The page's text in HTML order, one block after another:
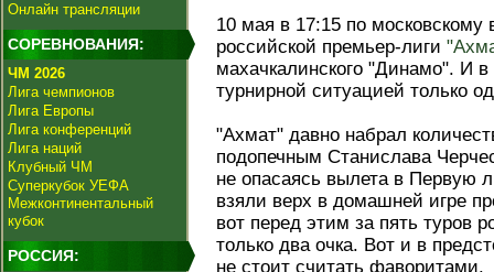
Онлайн трансляции
СОРЕВНОВАНИЯ:
ЧМ 2026
Лига чемпионов
Лига Европы
Лига конференций
Лига наций
Клубный ЧМ
Суперкубок УЕФА
Межконтинентальный
кубок
РОССИЯ:
10 мая в 17:15 по московскому
российской премьер-лиги
махачкалинского "Динамо". И
турнирной ситуацией только
"Ахмат" давно набрал
подопечным Станислава
не опасаясь вылета в Первую
взяли верх в домашней игре
вот перед этим за пять туров
только два очка. Вот и в
не стоит считать фаворитами.